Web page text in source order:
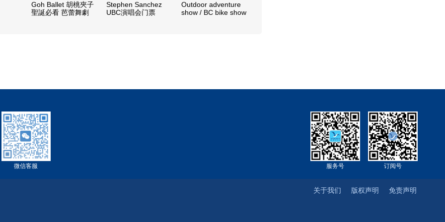
Goh Ballet 胡桃夾子
聖誕必看 芭蕾舞劇
Stephen Sanchez
UBC演唱会门票
Outdoor adventure
show / BC bike show
微信客服 订阅号
服务号
免责声明
版权声明
关于我们